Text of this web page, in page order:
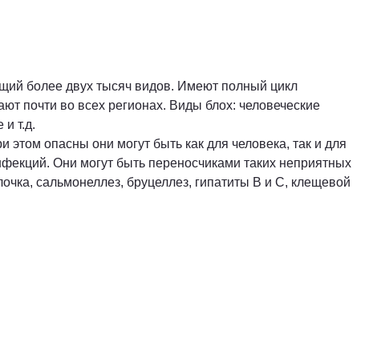
более двух тысяч видов. Имеют полный цикл
почти во всех регионах. Виды блох: человеческие
т.д.
опасны они могут быть как для человека, так и для
Они могут быть переносчиками таких неприятных
сальмонеллез, бруцеллез, гипатиты В и С, клещевой